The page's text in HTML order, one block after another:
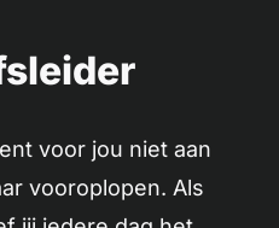
voor jou niet aan
vooroplopen. Als